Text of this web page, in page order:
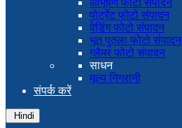
आभूषण फोटो संपादन
पोर्ट्रेट फोटो संपादन
वेडिंग फोटो संपादन
भूत पुतला फोटो संपादन
ग्लैमर फोटो संपादन
साधन
मूल्य निगरानी
संपर्क करें
Hindi